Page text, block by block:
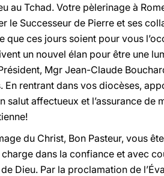
au Tchad. Votre pèlerinage à
le Successeur de Pierre et ses
que ces jours soient pour vous
un nouvel élan pour être une
Mgr Jean-Claude
rentrant dans vos diocèses,
salut affectueux et l’assurance de
du Christ, Bon Pasteur, vous
dans la confiance et avec
Dieu. Par la proclamation de